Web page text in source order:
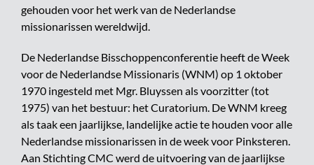
gehouden voor het werk van de Nederlandse
missionarissen wereldwijd.
De Nederlandse Bisschoppenconferentie heeft de Week
voor de Nederlandse Missionaris (WNM) op 1 oktober
1970 ingesteld met Mgr. Bluyssen als voorzitter (tot
1975) van het bestuur: het Curatorium. De WNM kreeg
als taak een jaarlijkse, landelijke actie te houden voor alle
Nederlandse missionarissen in de week voor Pinksteren.
Aan Stichting CMC werd de uitvoering van de jaarlijkse